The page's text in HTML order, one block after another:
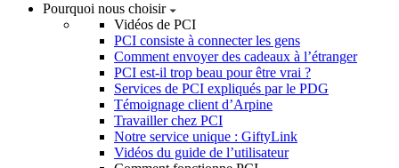
Pourquoi nous choisir
Vidéos de PCI
PCI consiste à connecter les gens
Comment envoyer des cadeaux à l’étranger
PCI est-il trop beau pour être vrai ?
Services de PCI expliqués par le PDG
Témoignage client d’Arpine
Travailler chez PCI
Notre service unique : GiftyLink
Vidéos du guide de l’utilisateur